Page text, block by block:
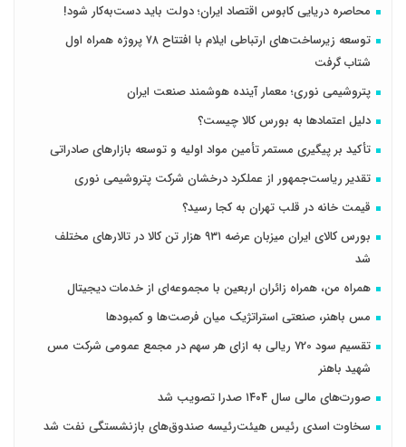
محاصره دریایی کابوس اقتصاد ایران؛ دولت باید دست‌به‌کار شود!
توسعه زیرساخت‌های ارتباطی ایلام با افتتاح ۷۸ پروژه همراه اول
شتاب گرفت
پتروشیمی نوری؛ معمار آینده هوشمند صنعت ایران
دلیل اعتمادها به بورس کالا چیست؟
تأکید بر پیگیری مستمر تأمین مواد اولیه و توسعه بازارهای صادراتی
تقدیر ریاست‌جمهور از عملکرد درخشان شرکت پتروشیمی نوری
قیمت خانه در قلب تهران به کجا رسید؟
بورس کالای ایران میزبان عرضه ۹۳۱ هزار تن کالا در تالارهای مختلف
شد
همراه من، همراه زائران اربعین با مجموعه‌ای از خدمات دیجیتال
مس باهنر، صنعتی استراتژیک میان فرصت‌ها و کمبودها
تقسیم سود 720 ریالی به ازای هر سهم در مجمع عمومی شرکت مس
شهید باهنر
صورت‌های مالی سال ۱۴۰۴ صدرا تصویب شد
سخاوت اسدی رئیس هیئت‌رئیسه صندوق‌های بازنشستگی نفت شد